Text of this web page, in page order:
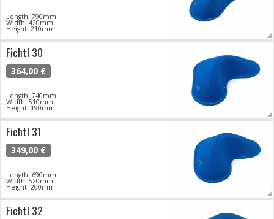
Length: 790mm
Width: 420mm
Height: 210mm
Fichtl 30
364,00 €
Length: 740mm
Width: 510mm
Height: 190mm
Fichtl 31
349,00 €
Length: 690mm
Width: 520mm
Height: 200mm
Fichtl 32